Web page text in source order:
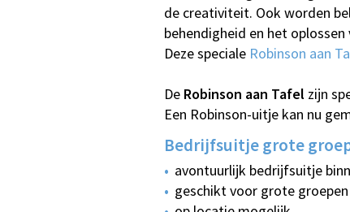
de creativiteit. Ook worden
behendigheid en het
Deze speciale Robinson aan
De Robinson aan Tafel zijn
Een Robinson-uitje kan nu
Bedrijfsuitje grote
avontuurlijk bedrijfsuitje
geschikt voor grote groepen